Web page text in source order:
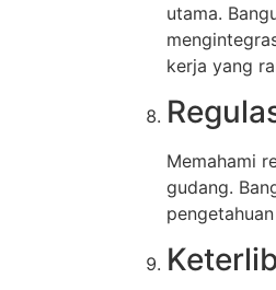
utama.
kerja yang
Memahami
gudang.